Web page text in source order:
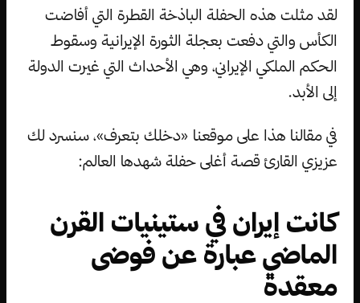
لقد مثلت هذه الحفلة الباذخة القطرة التي أفاضت
الكأس والتي دفعت بعجلة الثورة الإيرانية وسقوط
الحكم الملكي الإيراني، وهي الأحداث التي غيرت الدولة
إلى الأبد.
في مقالنا هذا على موقعنا «دخلك بتعرف»، سنسرد لك
عزيزي القارئ قصة أغلى حفلة شهدها العالم:
كانت إيران في ستينيات القرن
الماضي عبارة عن فوضى
معقدة